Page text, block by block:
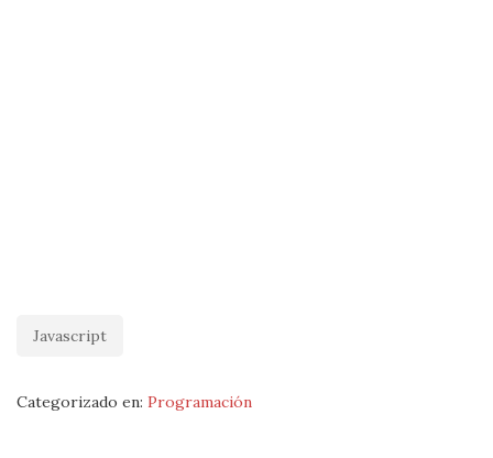
Javascript
Categorizado en: Programación